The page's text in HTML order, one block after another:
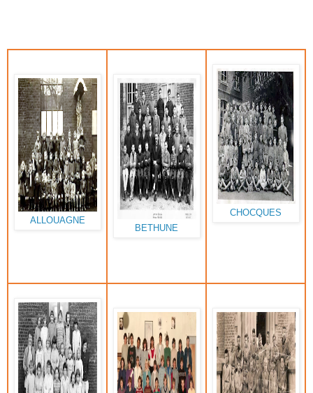
ALLOUAGNE
BETHUNE
CHOCQUES